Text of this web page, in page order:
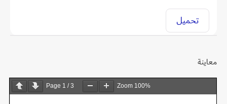
تحميل
معاينة
Page 1 /3 Zoom 100%